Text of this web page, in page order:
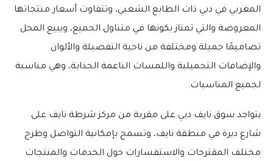
المغربي في دبي ذات الطابع الشعبي، وتتفاوت أسعار منتجاتها
المعروضة والتي تمتاز بكونها في متناول الجميع، ويبيع المحل
تصاميمًا جميلة ومختلفة من ناحية التفصيلة والألوان
والإضافات التجميلية واللمسات الناعمة الجذابة، وهي مناسبة
لجميع المناسبات.
يتواجد سوق نايف دبي على مقربة من مركز شرطة نايف على
شارع ديرة في منطقة نايف، وتسمح بإمكانية التواصل وطرح
مختلف المقترحات والاستفسارات حول الخدمات والمنتجات